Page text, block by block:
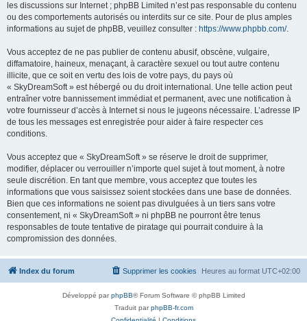
les discussions sur Internet ; phpBB Limited n’est pas responsable du contenu
ou des comportements autorisés ou interdits sur ce site. Pour de plus amples
informations au sujet de phpBB, veuillez consulter : https://www.phpbb.com/.
Vous acceptez de ne pas publier de contenu abusif, obscène, vulgaire,
diffamatoire, haineux, menaçant, à caractère sexuel ou tout autre contenu
illicite, que ce soit en vertu des lois de votre pays, du pays où
« SkyDreamSoft » est hébergé ou du droit international. Une telle action peut
entraîner votre bannissement immédiat et permanent, avec une notification à
votre fournisseur d’accès à Internet si nous le jugeons nécessaire. L’adresse IP
de tous les messages est enregistrée pour aider à faire respecter ces
conditions.
Vous acceptez que « SkyDreamSoft » se réserve le droit de supprimer,
modifier, déplacer ou verrouiller n’importe quel sujet à tout moment, à notre
seule discrétion. En tant que membre, vous acceptez que toutes les
informations que vous saisissez soient stockées dans une base de données.
Bien que ces informations ne soient pas divulguées à un tiers sans votre
consentement, ni « SkyDreamSoft » ni phpBB ne pourront être tenus
responsables de toute tentative de piratage qui pourrait conduire à la
compromission des données.
Index du forum Heures au format UTC+02:00
Supprimer les cookies
Développé parphpBB® Forum Software © phpBB Limited
Traduit parphpBB-fr.com